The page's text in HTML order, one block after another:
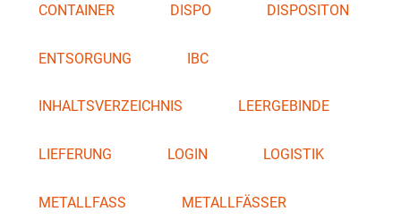
CONTAINER DISPO DISPOSITON
ENTSORGUNG IBC
INHALTSVERZEICHNIS LEERGEBINDE
LIEFERUNG LOGIN LOGISTIK
METALLFASS METALLFÄSSER